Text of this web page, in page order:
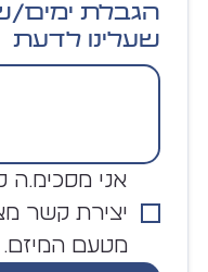
הגבלת ימים/
שעלינו לדעת
אני מסכימ.ה
מטעם המיזם.